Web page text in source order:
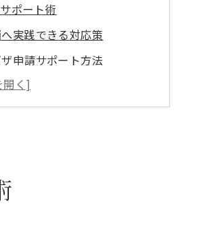
ポート術
実践できる対応策
申請サポート方法
役立つ連携のコツ
果的に使う秘訣
の相談窓口活用法